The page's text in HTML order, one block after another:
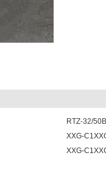
RTZ-32/
XXG-
XXG-